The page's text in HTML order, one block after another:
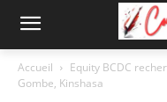
Accueil
Equity BCDC
Gombe, Kinshasa